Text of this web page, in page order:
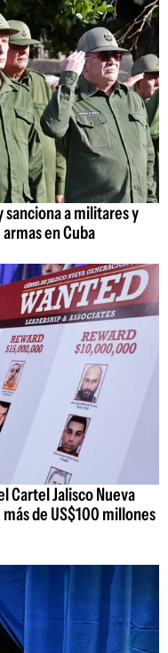
sanciona a militares y
en Cuba
Cartel Jalisco Nueva
de US$100 millones